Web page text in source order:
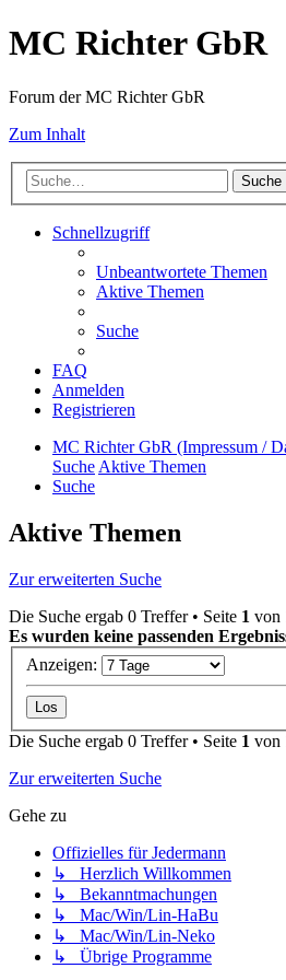
MC Richter GbR
Forum der MC Richter GbR
Zum Inhalt
Suche
Schnellzugriff
Unbeantwortete Themen
Aktive Themen
Suche
FAQ
Anmelden
Registrieren
MC Richter GbR (Impressum /
SucheAktive Themen
Suche
Aktive Themen
Zur erweiterten Suche
Die Suche ergab 0 Treffer • Seite 1 von
Es wurden keine passenden
Anzeigen:
Die Suche ergab 0 Treffer • Seite 1 von
Zur erweiterten Suche
Gehe zu
Offizielles für Jedermann
↳ Herzlich Willkommen
↳ Bekanntmachungen
↳ Mac/Win/Lin-HaBu
↳ Mac/Win/Lin-Neko
↳ Übrige Programme